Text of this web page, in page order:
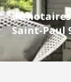
de
Saint-Paul